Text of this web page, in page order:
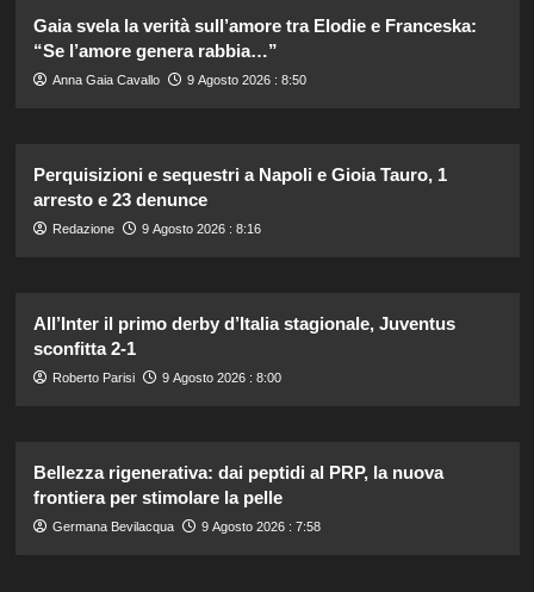
Gaia svela la verità sull’amore tra Elodie e Franceska:
“Se l’amore genera rabbia…”
Anna Gaia Cavallo 9 Agosto 2026 : 8:50
Perquisizioni e sequestri a Napoli e Gioia Tauro, 1
arresto e 23 denunce
Redazione 9 Agosto 2026 : 8:16
All’Inter il primo derby d’Italia stagionale, Juventus
sconfitta 2-1
Roberto Parisi 9 Agosto 2026 : 8:00
Bellezza rigenerativa: dai peptidi al PRP, la nuova
frontiera per stimolare la pelle
Germana Bevilacqua 9 Agosto 2026 : 7:58